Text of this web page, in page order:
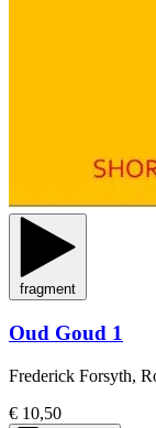
fragment
Oud Goud 1
Frederick Forsyth,
€ 10,50